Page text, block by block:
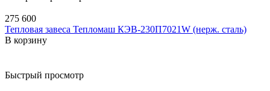
275 600
Тепловая завеса Тепломаш КЭВ-230П7021W (нерж. сталь)
В корзину
Быстрый просмотр